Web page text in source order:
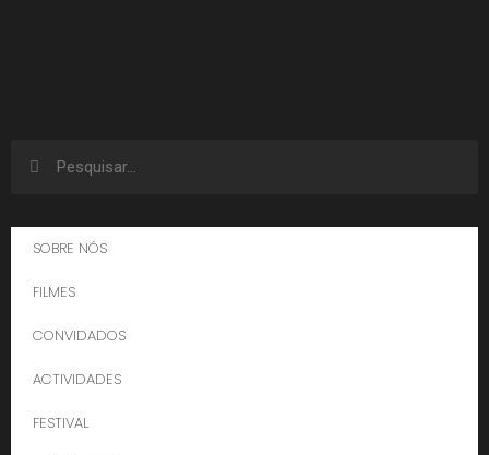
SOBRE NÓS
FILMES
CONVIDADOS
ACTIVIDADES
FESTIVAL